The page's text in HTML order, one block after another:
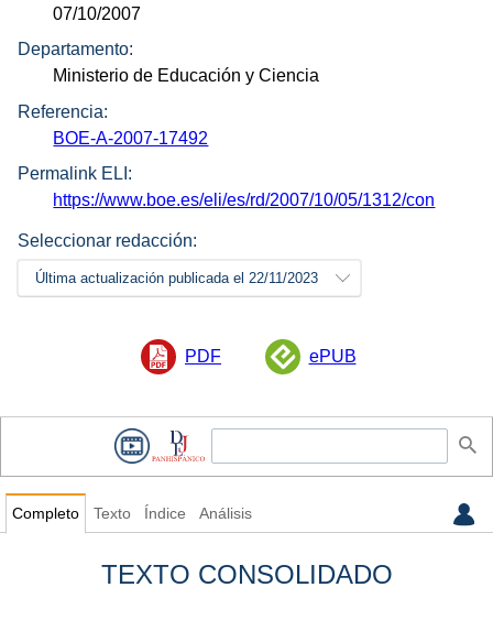
07/10/2007
Departamento:
Ministerio de Educación y Ciencia
Referencia:
BOE-A-2007-17492
Permalink ELI:
https://www.boe.es/eli/es/rd/2007/10/05/1312/con
Seleccionar redacción:
Última actualización publicada el 22/11/2023
PDF ePUB
Completo Texto Índice Análisis
TEXTO CONSOLIDADO